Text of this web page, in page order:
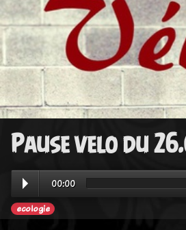
Pause velo du
00:00
ecologie